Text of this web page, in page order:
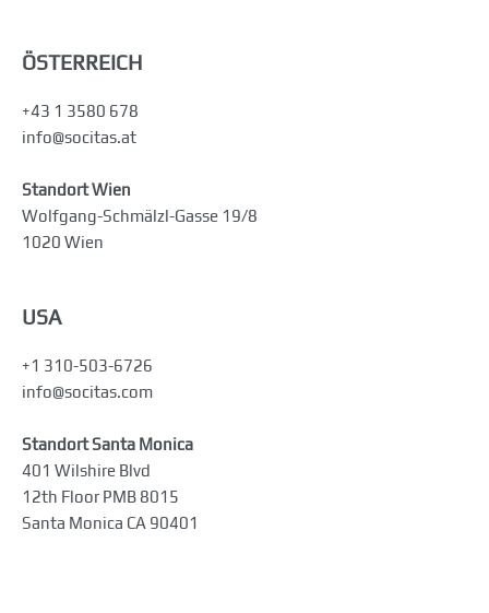
ÖSTERREICH
+43 1 3580 678
info@socitas.at
Standort Wien
Wolfgang-Schmälzl-Gasse 19/8
1020 Wien
USA
+1 310-503-6726
info@socitas.com
Standort Santa Monica
401 Wilshire Blvd
12th Floor PMB 8015
Santa Monica CA 90401